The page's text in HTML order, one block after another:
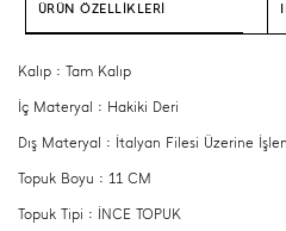
ÜRÜN ÖZELLİKLERİ
Kalıp : Tam Kalıp
İç Materyal : Hakiki Deri
Dış Materyal : İtalyan Filesi Üzerine
Topuk Boyu : 11 CM
Topuk Tipi : İNCE TOPUK